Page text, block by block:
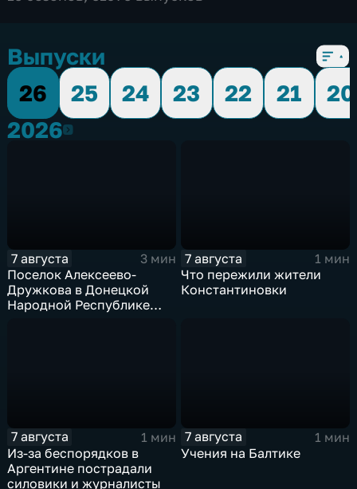
Выпуски
26
25 24 23 22 21
20
20262026
7 августа
3 мин
Поселок Алексеево-
Дружкова в Донецкой
Народной Республике
7 августа
1 мин
Что пережили жители
Константиновки
7 августа
1 мин
Из-за беспорядков в
Аргентине пострадали
силовики и журналисты
7 августа
1 мин
Учения на Балтике